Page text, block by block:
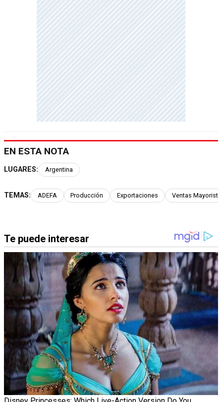
EN ESTA NOTA
LUGARES: Argentina
TEMAS: ADEFA Producción Exportaciones Ventas